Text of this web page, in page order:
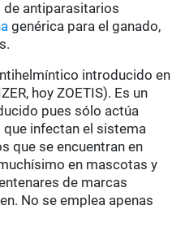
de antiparasitarios
genérica para el ganado,
introducido en
hoy ZOETIS). Es un
pues sólo actúa
infectan el sistema
que se encuentran en
en mascotas y
de marcas
No se emplea apenas